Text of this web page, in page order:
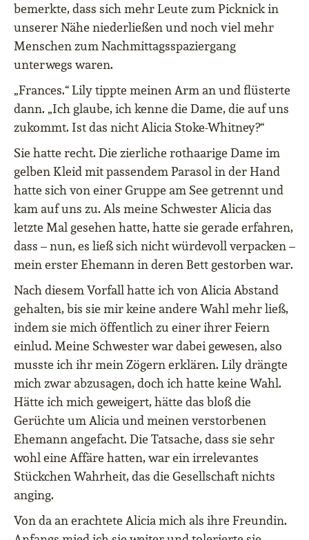
bemerkte, dass sich mehr Leute zum Picknick in
unserer Nähe niederließen und noch viel mehr
Menschen zum Nachmittagsspaziergang
unterwegs waren.
„Frances.“ Lily tippte meinen Arm an und flüsterte
dann. „Ich glaube, ich kenne die Dame, die auf uns
zukommt. Ist das nicht Alicia Stoke-Whitney?“
Sie hatte recht. Die zierliche rothaarige Dame im
gelben Kleid mit passendem Parasol in der Hand
hatte sich von einer Gruppe am See getrennt und
kam auf uns zu. Als meine Schwester Alicia das
letzte Mal gesehen hatte, hatte sie gerade erfahren,
dass – nun, es ließ sich nicht würdevoll verpacken –
mein erster Ehemann in deren Bett gestorben war.
Nach diesem Vorfall hatte ich von Alicia Abstand
gehalten, bis sie mir keine andere Wahl mehr ließ,
indem sie mich öffentlich zu einer ihrer Feiern
einlud. Meine Schwester war dabei gewesen, also
musste ich ihr mein Zögern erklären. Lily drängte
mich zwar abzusagen, doch ich hatte keine Wahl.
Hätte ich mich geweigert, hätte das bloß die
Gerüchte um Alicia und meinen verstorbenen
Ehemann angefacht. Die Tatsache, dass sie sehr
wohl eine Affäre hatten, war ein irrelevantes
Stückchen Wahrheit, das die Gesellschaft nichts
anging.
Von da an erachtete Alicia mich als ihre Freundin.